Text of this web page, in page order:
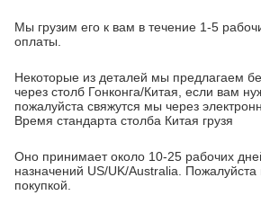
Мы грузим его к вам в течение 1-5
оплаты.
Некоторые из деталей мы предлагаем
через столб Гонконга/Китая, если вам
пожалуйста свяжутся мы через
Время стандарта столба Китая грузя
Оно принимает около 10-25 рабочих
назначений US/UK/Australia.
покупкой.